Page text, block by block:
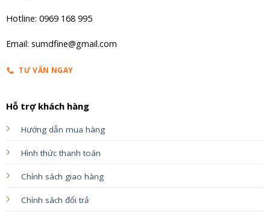
Hotline: 0969 168 995
Email: sumdfine@gmail.com
TƯ VẤN NGAY
Hỗ trợ khách hàng
Hướng dẫn mua hàng
Hình thức thanh toán
Chính sách giao hàng
Chính sách đổi trả